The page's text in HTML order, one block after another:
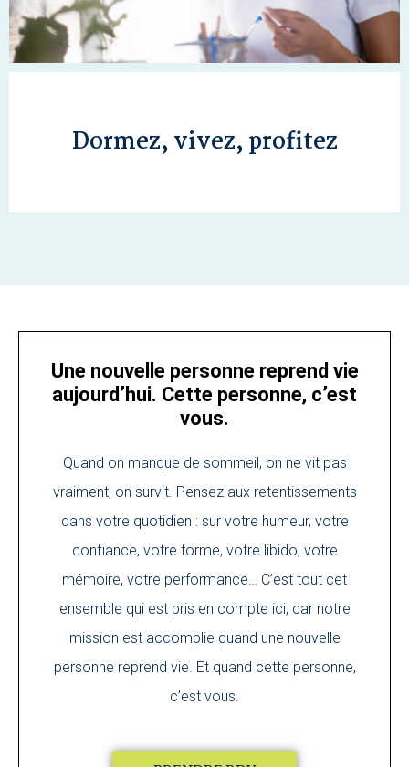
Dormez, vivez, profitez
Une nouvelle personne reprend vie
aujourd’hui. Cette personne, c’est
vous.
Quand on manque de sommeil, on ne vit pas
vraiment, on survit. Pensez aux retentissements
dans votre quotidien : sur votre humeur, votre
confiance, votre forme, votre libido, votre
mémoire, votre performance… C’est tout cet
ensemble qui est pris en compte ici, car notre
mission est accomplie quand une nouvelle
personne reprend vie. Et quand cette personne,
c’est vous.